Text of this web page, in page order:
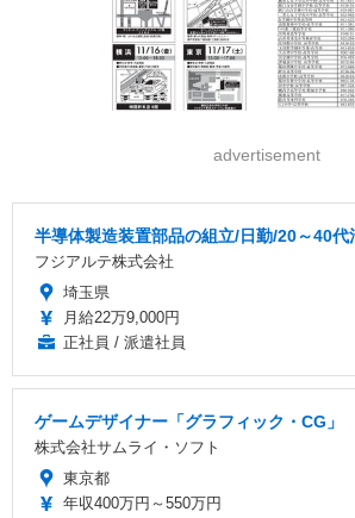
advertisement
半導体製造装置部品の組立/日勤/20～40代
フジアルテ株式会社
埼玉県
月給22万9,000円
正社員 / 派遣社員
ゲームデザイナー「グラフィック・CG」
株式会社サムライ・ソフト
東京都
年収400万円～550万円